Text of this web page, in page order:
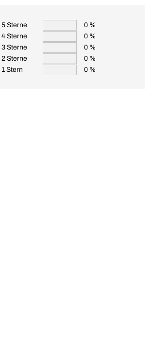
5 Sterne
0 %
4 Sterne
0 %
3 Sterne
0 %
2 Sterne
0 %
1 Stern
0 %